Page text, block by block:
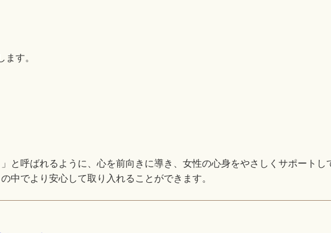
す。
と呼ばれるように、心を前向きに導き、女性の心身をやさしくサポートし
中でより安心して取り入れることができます。